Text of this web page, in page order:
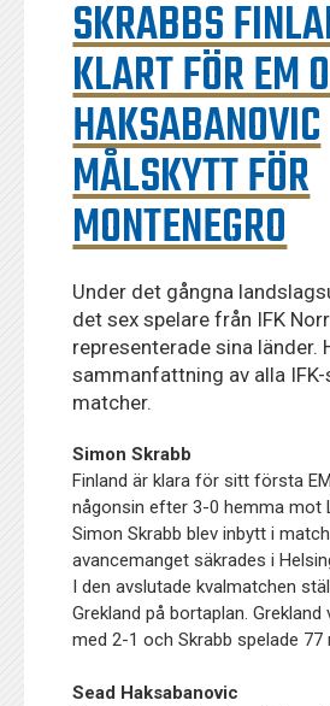
SKRABBS
KLART FÖR EM
HAKSABANOVIC
MÅLSKYTT FÖR
MONTENEGRO
Under det gångna
det sex spelare från IFK
representerade sina länder.
sammanfattning av alla
matcher.
Simon Skrabb
Finland är klara för sitt första
någonsin efter 3-0 hemma mot
Simon Skrabb blev inbytt i
avancemanget säkrades i
I den avslutade kvalmatchen
Grekland på bortaplan. Grekland
med 2-1 och Skrabb spelade 77
Sead Haksabanovic